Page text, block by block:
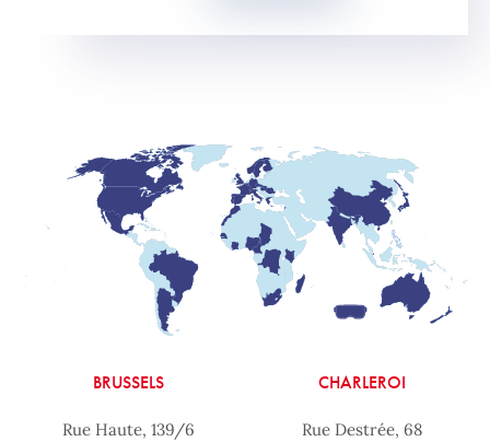
BRUSSELS
Rue Haute, 139/6
CHARLEROI
Rue Destrée, 68